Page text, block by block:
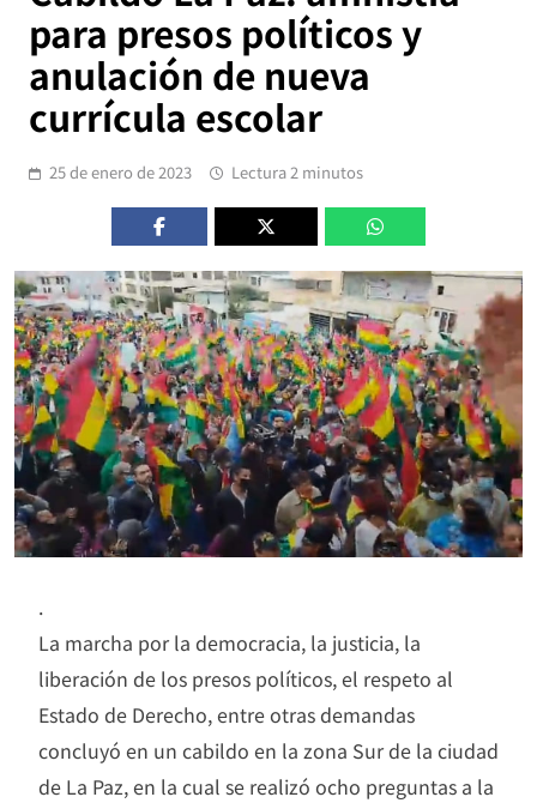
para presos políticos y
anulación de nueva
currícula escolar
25 de enero de 2023 Lectura 2 minutos
.
La marcha por la democracia, la justicia, la
liberación de los presos políticos, el respeto al
Estado de Derecho, entre otras demandas
concluyó en un cabildo en la zona Sur de la ciudad
de La Paz, en la cual se realizó ocho preguntas a la